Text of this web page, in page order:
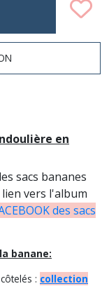
en
sacs bananes
vers l'album
des sacs
banane:
: collection